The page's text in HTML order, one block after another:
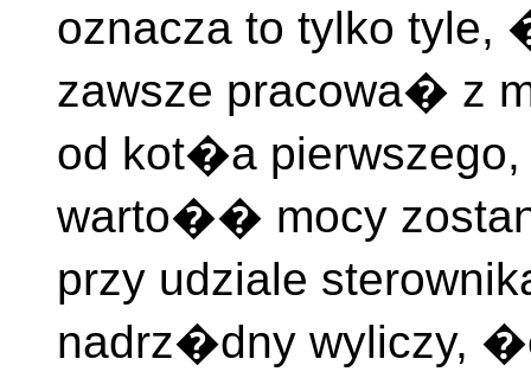
oznacza to tylko
zawsze pracowa� z
od kot�a
warto�� mocy
przy udziale
nadrz�dny wyliczy,